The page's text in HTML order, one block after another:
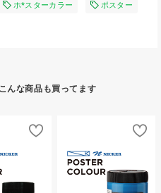
ホ*スターカラー ポスター
んな商品も買ってます